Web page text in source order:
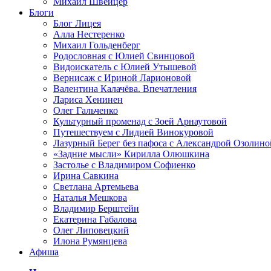
Блоги
Блог Лицея
Алла Нестеренко
Михаил Гольденберг
Родословная с Юлией Свинцовой
Видоискатель с Юлией Утышевой
Вернисаж с Ириной Ларионовой
Валентина Калачёва. Впечатления
Лариса Хенинен
Олег Гальченко
Культурный променад с Зоей Арнаутовой
Путешествуем с Лидией Винокуровой
Лазурный Берег без пафоса с Александрой
«Задние мысли» Кирилла Олюшкина
Застолье с Владимиром Софиенко
Ирина Савкина
Светлана Артемьева
Наталья Мешкова
Владимир Берштейн
Екатерина Габалова
Олег Липовецкий
Илона Румянцева
Афиша